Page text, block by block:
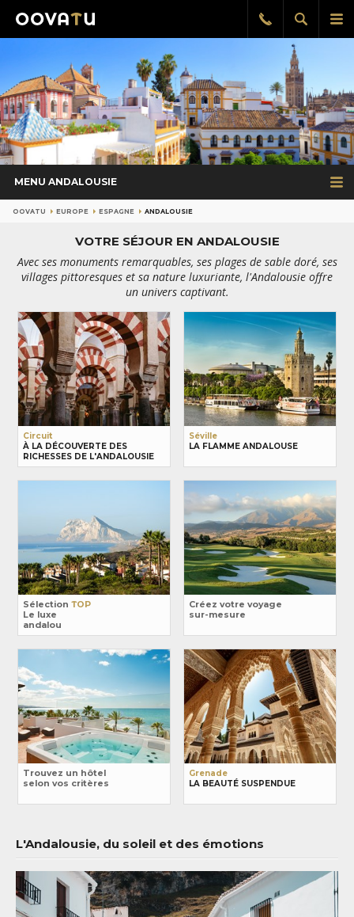
le
Afficher
la
Rappel
gratuit
MENU ANDALOUSIE
OOVATU EUROPE ESPAGNE ANDALOUSIE
VOTRE SÉJOUR EN ANDALOUSIE
Avec ses monuments remarquables, ses plages de sable doré, ses
villages pittoresques et sa nature luxuriante, l'Andalousie offre
un univers captivant.
Circuit
À LA DÉCOUVERTE DES
RICHESSES DE L'ANDALOUSIE
Séville
LA FLAMME ANDALOUSE
Sélection TOP
Le luxe
andalou
Créez votre voyage
sur-mesure
Trouvez un hôtel
selon vos critères
Grenade
LA BEAUTÉ SUSPENDUE
L'Andalousie, du soleil et des émotions